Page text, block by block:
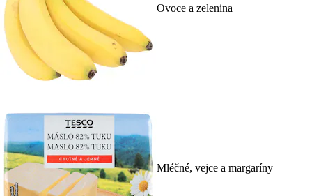
Ovoce a zelenina
Mléčné, vejce a margaríny